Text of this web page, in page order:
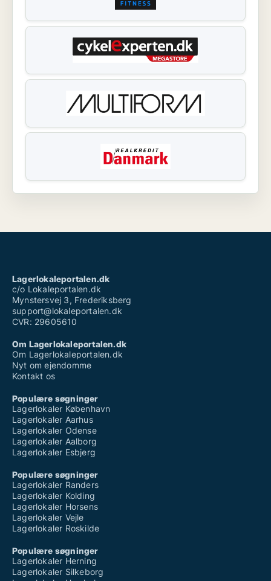
Lagerlokaleportalen.dk
c/o Lokaleportalen.dk
Mynstersvej 3, Frederiksberg
support@lokaleportalen.dk
CVR: 29605610
Om Lagerlokaleportalen.dk
Om Lagerlokaleportalen.dk
Nyt om ejendomme
Kontakt os
Populære søgninger
Lagerlokaler København
Lagerlokaler Aarhus
Lagerlokaler Odense
Lagerlokaler Aalborg
Lagerlokaler Esbjerg
Populære søgninger
Lagerlokaler Randers
Lagerlokaler Kolding
Lagerlokaler Horsens
Lagerlokaler Vejle
Lagerlokaler Roskilde
Populære søgninger
Lagerlokaler Herning
Lagerlokaler Silkeborg